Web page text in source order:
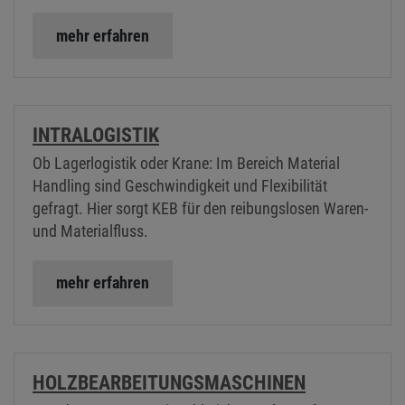
mehr erfahren
INTRALOGISTIK
Ob Lagerlogistik oder Krane: Im Bereich Material
Handling sind Geschwindigkeit und Flexibilität
gefragt. Hier sorgt KEB für den reibungslosen Waren-
und Materialfluss.
mehr erfahren
HOLZBEARBEITUNGSMASCHINEN